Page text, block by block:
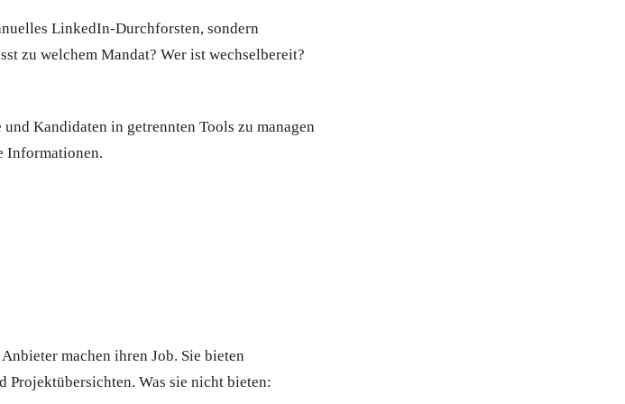
LinkedIn-Durchforsten, sondern
zu welchem Mandat? Wer ist wechselbereit?
und Kandidaten in getrennten Tools zu managen
Informationen.
machen ihren Job. Sie bieten
Projektübersichten. Was sie nicht bieten: